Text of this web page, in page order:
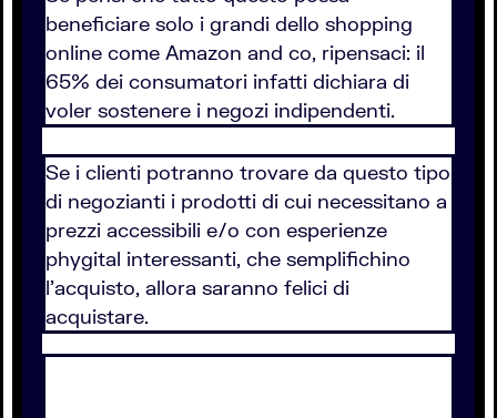
beneficiare solo i grandi dello shopping
online come Amazon and co, ripensaci: il
65% dei consumatori infatti dichiara di
voler sostenere i negozi indipendenti.
Se i clienti potranno trovare da questo tipo
di negozianti i prodotti di cui necessitano a
prezzi accessibili e/o con esperienze
phygital interessanti, che semplifichino
l'acquisto, allora saranno felici di
acquistare.